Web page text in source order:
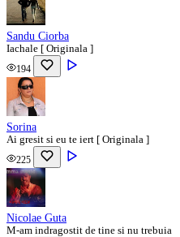
Sandu Ciorba
Iachale [ Originala ]
194
Sorina
Ai gresit si eu te iert [ Originala ]
225
Nicolae Guta
M-am indragostit de tine si nu trebuia